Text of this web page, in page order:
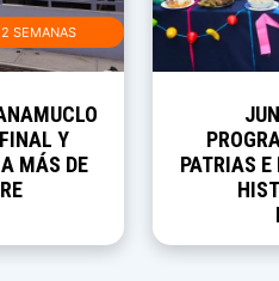
SEMANAS
Y
MÁS DE
PATRIAS